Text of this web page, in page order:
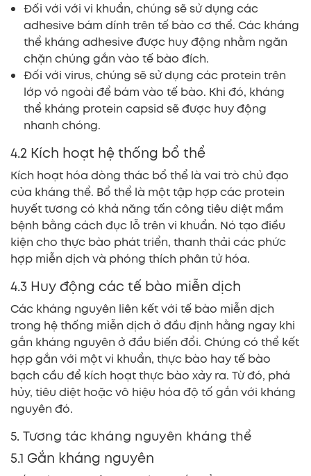
Đối với với vi khuẩn, chúng sẽ sử dụng các
adhesive bám dính trên tế bào cơ thể. Các kháng
thể kháng adhesive được huy động nhằm ngăn
chặn chúng gắn vào tế bào đích.
Đối với virus, chúng sẽ sử dụng các protein trên
lớp vỏ ngoài để bám vào tế bào. Khi đó, kháng
thể kháng protein capsid sẽ được huy động
nhanh chóng.
4.2 Kích hoạt hệ thống bổ thể
Kích hoạt hóa dòng thác bổ thể là vai trò chủ đạo
của kháng thể. Bổ thể là một tập hợp các protein
huyết tương có khả năng tấn công tiêu diệt mầm
bệnh bằng cách đục lỗ trên vi khuẩn. Nó tạo điều
kiện cho thực bào phát triển, thanh thải các phức
hợp miễn dịch và phóng thích phân tử hóa.
4.3 Huy động các tế bào miễn dịch
Các kháng nguyên liên kết với tế bào miễn dịch
trong hệ thống miễn dịch ở đầu định hằng ngay khi
gắn kháng nguyên ở đầu biến đổi. Chúng có thể kết
hợp gắn với một vi khuẩn, thực bào hay tế bào
bạch cầu để kích hoạt thực bào xảy ra. Từ đó, phá
hủy, tiêu diệt hoặc vô hiệu hóa độ tố gắn với kháng
nguyên đó.
5. Tương tác kháng nguyên kháng thể
5.1 Gắn kháng nguyên